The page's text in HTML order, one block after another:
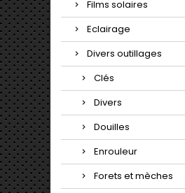
Films solaires
Eclairage
Divers outillages
Clés
Divers
Douilles
Enrouleur
Forets et mèches